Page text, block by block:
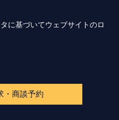
に基づいてウェブサイトのロ
・商談予約